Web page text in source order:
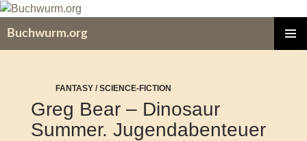
Zum
springen
Buchwurm.org
FANTASY / SCIENCE-FICTION
Greg Bear – Dinosaur
Summer. Jugendabenteuer